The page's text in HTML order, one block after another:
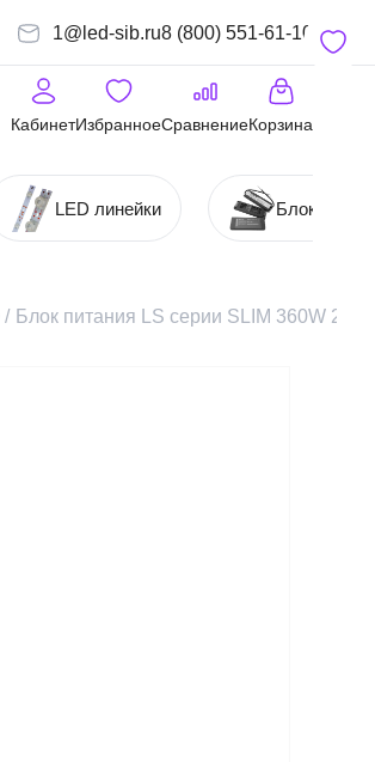
1@led-sib.ru8 (800) 551-61-10
КабинетИзбранноеСравнениеКорзина
LED линейки Блоки
/ Блок питания LS серии SLIM 360W